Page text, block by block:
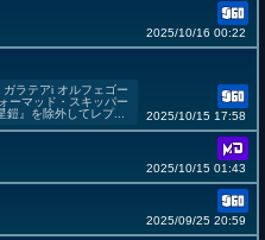
2025/10/16 00:22
ラテアi オルフェゴー
ーマッド・スキッパー
鎧』を除外してレプ...
2025/10/15 17:58
2025/10/15 01:43
2025/09/25 20:59